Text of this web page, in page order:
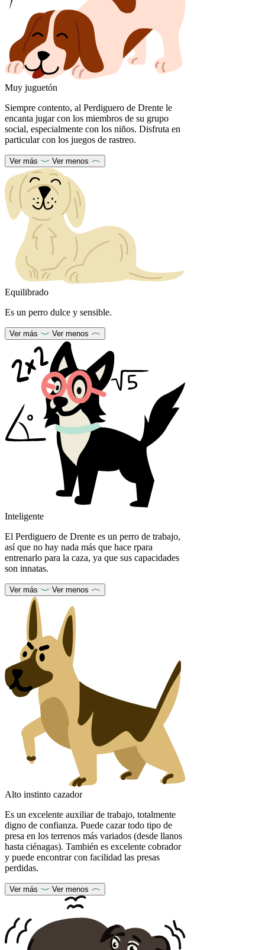
Muy juguetón
Siempre contento, al Perdiguero de Drente le
encanta jugar con los miembros de su grupo
social, especialmente con los niños. Disfruta en
particular con los juegos de rastreo.
Ver más Ver menos
Equilibrado
Es un perro dulce y sensible.
Ver más Ver menos
Inteligente
El Perdiguero de Drente es un perro de trabajo,
así que no hay nada más que hace rpara
entrenarlo para la caza, ya que sus capacidades
son innatas.
Ver más Ver menos
Alto instinto cazador
Es un excelente auxiliar de trabajo, totalmente
digno de confianza. Puede cazar todo tipo de
presa en los terrenos más variados (desde llanos
hasta ciénagas). También es excelente cobrador
y puede encontrar con facilidad las presas
perdidas.
Ver más Ver menos